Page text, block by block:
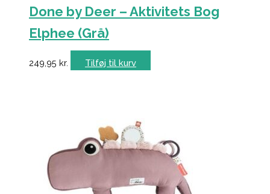
Done by Deer – Aktivitets Bog
Elphee (Grå)
249,95 kr. Tilføj til kurv